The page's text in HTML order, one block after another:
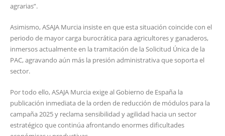
agrarias”.
Asimismo, ASAJA Murcia insiste en que esta situación coincide con el
periodo de mayor carga burocrática para agricultores y ganaderos,
inmersos actualmente en la tramitación de la Solicitud Única de la
PAC, agravando aún más la presión administrativa que soporta el
sector.
Por todo ello, ASAJA Murcia exige al Gobierno de España la
publicación inmediata de la orden de reducción de módulos para la
campaña 2025 y reclama sensibilidad y agilidad hacia un sector
estratégico que continúa afrontando enormes dificultades